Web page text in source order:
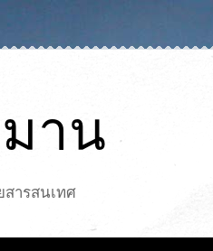
าน
สารสนเทศ